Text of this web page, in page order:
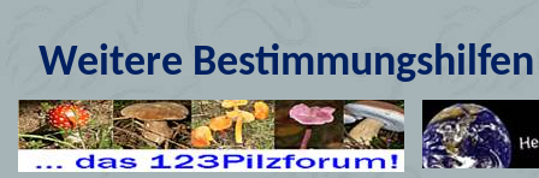
Weitere